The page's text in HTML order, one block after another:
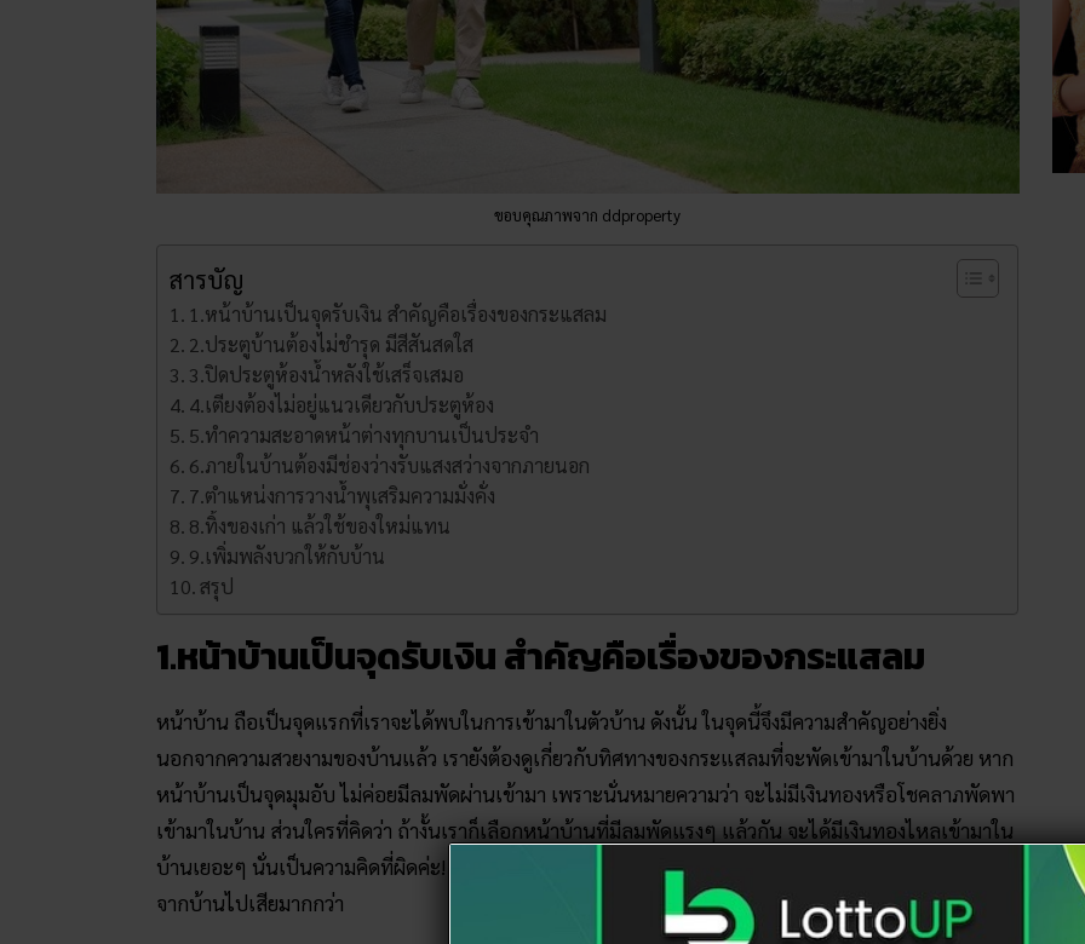
ขอบคุณภาพจาก ddproperty
สารบัญ
1.หน้าบ้านเป็นจุดรับเงิน สำคัญคือเรื่องของกระแสลม
2.ประตูบ้านต้องไม่ชำรุด มีสีสันสดใส
3.ปิดประตูห้องน้ำหลังใช้เสร็จเสมอ
4.เตียงต้องไม่อยู่แนวเดียวกับประตูห้อง
5.ทำความสะอาดหน้าต่างทุกบานเป็นประจำ
6.ภายในบ้านต้องมีช่องว่างรับแสงสว่างจากภายนอก
7.ตำแหน่งการวางน้ำพุเสริมความมั่งคั่ง
8.ทิ้งของเก่า แล้วใช้ของใหม่แทน
9.เพิ่มพลังบวกให้กับบ้าน
สรุป
1.หน้าบ้านเป็นจุดรับเงิน สำคัญคือเรื่องของกระแสลม
หน้าบ้าน ถือเป็นจุดแรกที่เราจะได้พบในการเข้ามาในตัวบ้าน ดังนั้น ในจุดนี้จึงมีความสำคัญอย่างยิ่ง
นอกจากความสวยงามของบ้านแล้ว เรายังต้องดูเกี่ยวกับทิศทางของกระแสลมที่จะพัดเข้ามาในบ้านด้วย หาก
หน้าบ้านเป็นจุดมุมอับ ไม่ค่อยมีลมพัดผ่านเข้ามา เพราะนั่นหมายความว่า จะไม่มีเงินทองหรือโชคลาภพัดพา
เข้ามาในบ้าน ส่วนใครที่คิดว่า ถ้างั้นเราก็เลือกหน้าบ้านที่มีลมพัดแรงๆ แล้วกัน จะได้มีเงินทองไหลเข้ามาใน
บ้านเยอะๆ นั่นเป็นความคิดที่ผิดค่ะ! เพราะถ้าลมพัดแรงเกินไป ก็จะกลายเป็นว่า เป็นการพัดเงินทองออก
จากบ้านไปเสียมากกว่า